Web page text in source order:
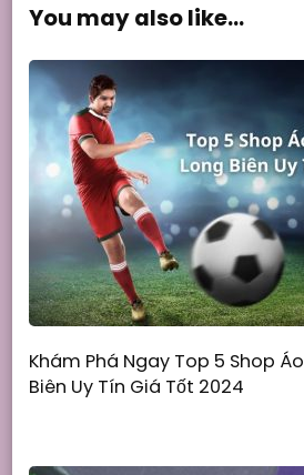
You may also like...
Khám Phá Ngay Top 5 Shop
Biên Uy Tín Giá Tốt 2024